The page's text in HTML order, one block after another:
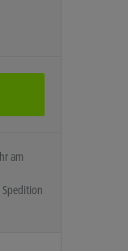
am
Spedition